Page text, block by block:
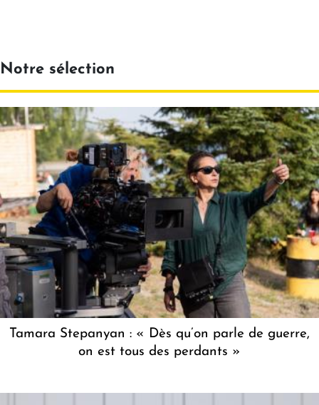
Notre sélection
Tamara Stepanyan : « Dès qu’on parle de guerre,
on est tous des perdants »